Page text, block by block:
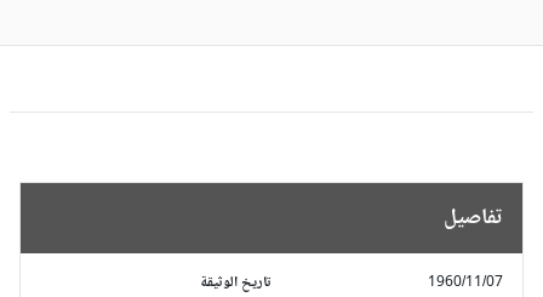
تفاصيل
تاريخ الوثيقة 1960/11/07